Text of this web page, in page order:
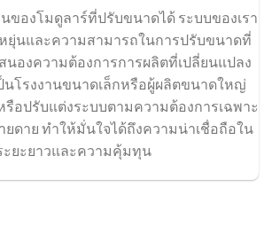
ของโมดูลาร์ที่ปรับขนาดได้ ระบบของเรา
ยุ่นและความสามารถในการปรับขนาดที่
นองความต้องการการผลิตที่เปลี่ยนแปลง
นโรงงานขนาดเล็กหรือผู้ผลิตขนาดใหญ่
อปรับแต่งระบบตามความต้องการเฉพาะ
ดาย ทำให้มั่นใจได้ถึงความน่าเชื่อถือใน
ะยะยาวและความคุ้มทุน